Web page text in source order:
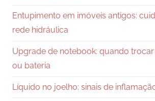
Entupimento em imóveis antigos:
rede hidráulica
Upgrade de notebook: quando
ou bateria
Líquido no joelho: sinais de